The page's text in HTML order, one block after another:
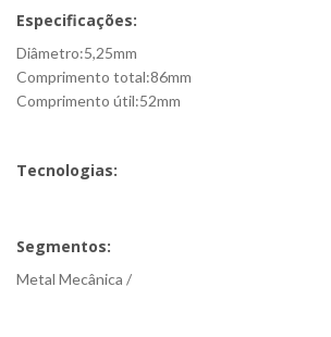
Especificações:
Diâmetro:5,25mm
Comprimento total:86mm
Comprimento útil:52mm
Tecnologias:
Segmentos:
Metal Mecânica /